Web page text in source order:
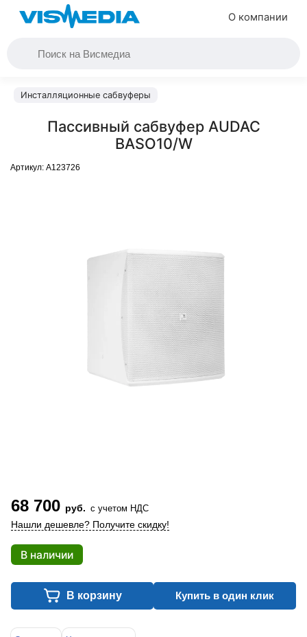
О компании
Инсталляционные сабвуферы
Пассивный сабвуфер AUDAC
BASO10/W
Артикул: A123726
68 700 руб. с учетом НДС
Нашли дешевле? Получите скидку!
В наличии
В корзину Купить в один клик